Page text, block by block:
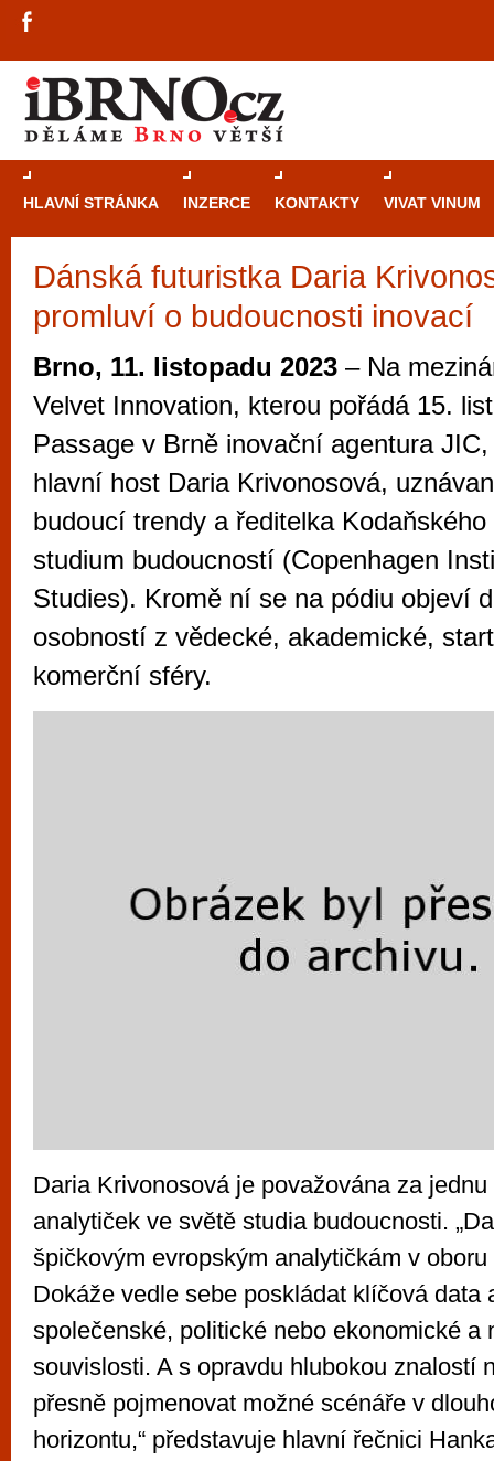
HLAVNÍ STRÁNKA INZERCE KONTAKTY VIVAT VINUM
Dánská futuristka Daria
promluví o budoucnosti inovací
Brno, 11. listopadu 2023 – Na
Velvet Innovation, kterou pořádá 15.
Passage v Brně inovační agentura
hlavní host Daria Krivonosová,
budoucí trendy a ředitelka
studium budoucností (Copenhagen
Studies). Kromě ní se na pódiu objeví
osobností z vědecké, akademické,
komerční sféry.
Daria Krivonosová je považována za
analytiček ve světě studia budoucnosti.
špičkovým evropským analytičkám v
Dokáže vedle sebe poskládat klíčová data
společenské, politické nebo ekonomické a
souvislosti. A s opravdu hlubokou znalostí
přesně pojmenovat možné scénáře v
horizontu,“ představuje hlavní řečnici
Průvodce
Brně: Od
Brno je
zajímavé
restaurace,
Mimo jiné je ale také místem, kde si
vyzkoušet různé kasinové hry. V
metropoli naleznete širokou nabídku her
po moderní automaty jak pro pravidelné
příležitostné hráče. V...